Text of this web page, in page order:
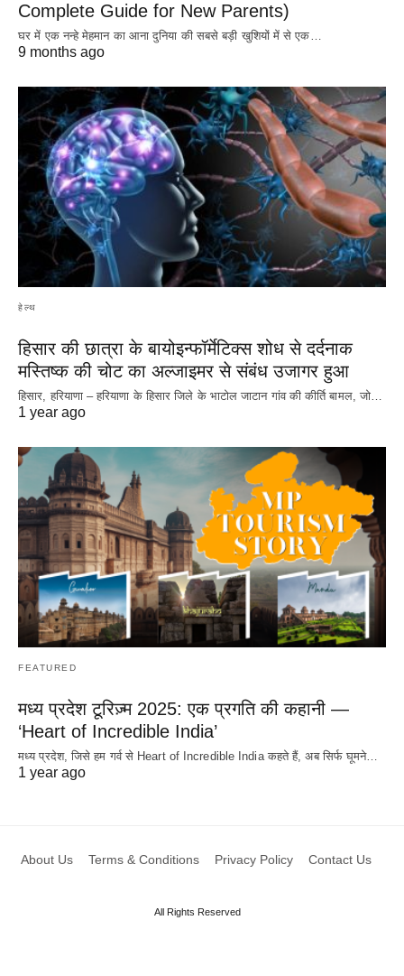
Complete Guide for New Parents)
घर में एक नन्हे मेहमान का आना दुनिया की सबसे बड़ी खुशियों में से एक…
9 months ago
हेल्थ
हिसार की छात्रा के बायोइन्फॉर्मेटिक्स शोध से दर्दनाक
मस्तिष्क की चोट का अल्जाइमर से संबंध उजागर हुआ
हिसार, हरियाणा – हरियाणा के हिसार जिले के भाटोल जाटान गांव की कीर्ति बामल, जो…
1 year ago
FEATURED
मध्य प्रदेश टूरिज़्म 2025: एक प्रगति की कहानी —
‘Heart of Incredible India’
मध्य प्रदेश, जिसे हम गर्व से Heart of Incredible India कहते हैं, अब सिर्फ घूमने…
1 year ago
About Us Terms & Conditions Privacy Policy Contact Us
All Rights Reserved